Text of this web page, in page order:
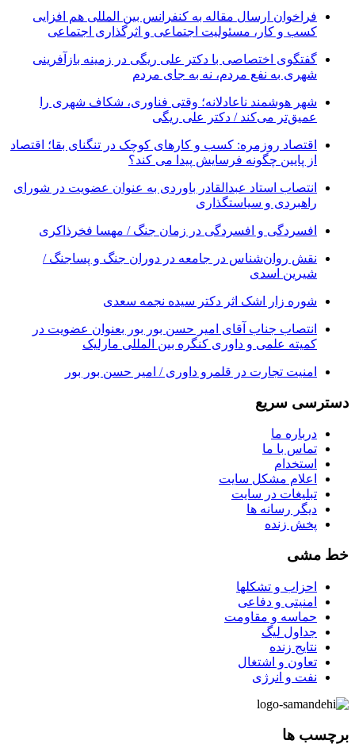
فراخوان ارسال مقاله به کنفرانس بین المللی هم افزایی
کسب و کار، مسئولیت اجتماعی و اثرگذاری اجتماعی
گفتگوی اختصاصی با دکتر علی ریگی در زمینه بازآفرینی
شهری به نفع مردم، نه به جای مردم
شهر هوشمند ناعادلانه؛ وقتی فناوری، شکاف شهری را
عمیق‌تر می‌کند / دکتر علی ریگی
اقتصاد روزمره: کسب‌ و کارهای کوچک در تنگنای بقا؛ اقتصاد
از پایین چگونه فرسایش پیدا می کند؟
انتصاب استاد عبدالقادر باوردی به عنوان عضویت در شورای
راهبردی و سیاستگذاری
افسردگی و افسردگی در زمان جنگ / مهسا فخرذاکری
نقش روان‌شناس در جامعه در دوران جنگ و پساجنگ /
شیرین اسدی
شوره زار اشک اثر دکتر سیده نجمه سعدی
انتصاب جناب آقای امیر حسن بور بور بعنوان عضویت در
کمیته علمی و داوری کنگره بین المللی مارلیک
امنیت تجارت در قلمرو داوری / امیر حسن بور بور
دسترسی سریع
درباره ما
تماس با ما
استخدام
اعلام مشکل سایت
تبلیغات در سایت
ديگر رسانه ها
پخش زنده
خط مشی
احزاب و تشکلها
امنیتی و دفاعی
حماسه و مقاومت
جداول لیگ
نتایج زنده
تعاون و اشتغال
نفت و انرژی
برچسب ها